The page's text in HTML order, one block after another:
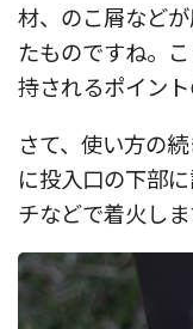
材、のこ屑など
たものですね。
持されるポイント
さて、使い方の
に投入口の下部
チなどで着火しま